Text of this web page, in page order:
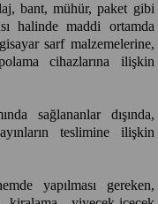
bant, mühür, paket gibi
halinde maddi ortamda
sarf malzemelerine,
cihazlarına ilişkin
sağlananlar dışında,
teslimine ilişkin
yapılması gereken,